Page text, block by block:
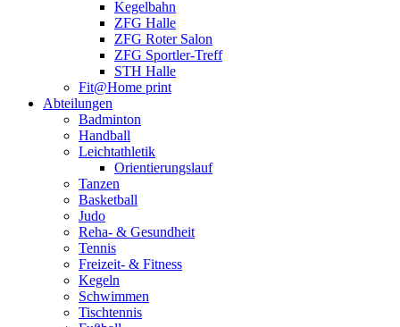
Kegelbahn
ZFG Halle
ZFG Roter Salon
ZFG Sportler-Treff
STH Halle
Fit@Home print
Abteilungen
Badminton
Handball
Leichtathletik
Orientierungslauf
Tanzen
Basketball
Judo
Reha- & Gesundheit
Tennis
Freizeit- & Fitness
Kegeln
Schwimmen
Tischtennis